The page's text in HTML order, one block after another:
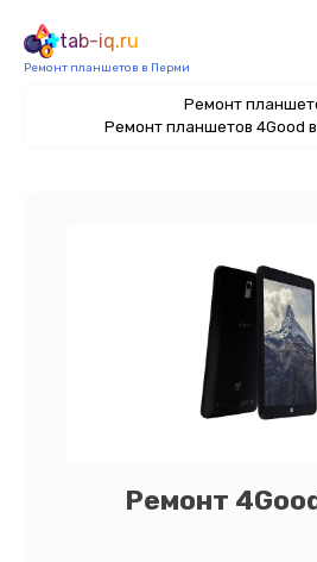
tab-iq.ru
Ремонт планшетов в Перми
Ремонт
Ремонт планшетов 4Good
Ремонт